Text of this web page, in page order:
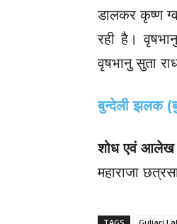
डालकर कृष्ण
रही है।
वृषभानु सुता
बुन्देली झलक
शोध एवं आलेख
महाराजा